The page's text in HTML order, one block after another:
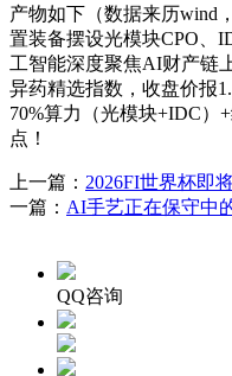
产物如下（数据来历wind
置装备摆设光模块CPO、
工智能深度聚焦AI财产链
异药精选指数，收盘价报
70%算力（光模块+IDC）
点！
上一篇： 2026FI世界杯即
一篇： AI手艺正在保守中
QQ咨询